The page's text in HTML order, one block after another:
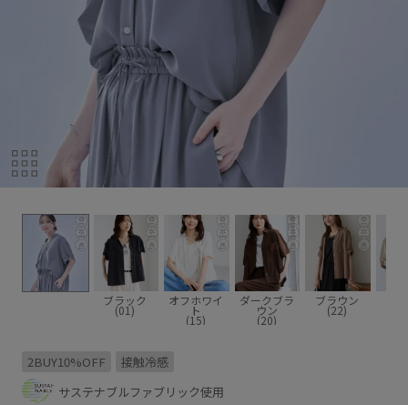
ブラック
(01)
オフホワイ
ト
(15)
ダークブラ
ウン
(20)
ブラウン
(22)
2BUY10%OFF
接触冷感
サステナブルファブリック使用